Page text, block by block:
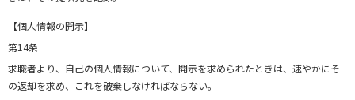
【個人情報の開示】
第14条
求職者より、自己の個人情報について、開示を求められたときは、速やかにそ
の返却を求め、これを破棄しなければならない。